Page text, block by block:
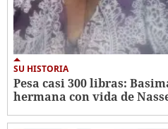
SU HISTORIA
Pesa casi 300 libras:
hermana con vida de